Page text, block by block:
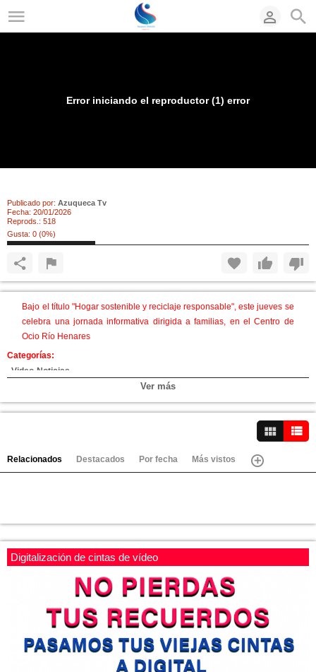
Error iniciando el reproductor (1) error
Publicado por: Azuqueca Tv
Fecha: 20/01/2026
Reprods.: 518
Gusta: 0 (0%)
Bajo el título "Hogar sostenible y reciclaje responsable", este jueves se
celebra una jornada informativa dirigida a familias, en el Centro de
Ocio Río Henares
Categorías:
Video-Noticias
Azuqueca
Ver más
Relacionados Destacados Por fecha Más vistos
Digitalización de cintas de vídeo